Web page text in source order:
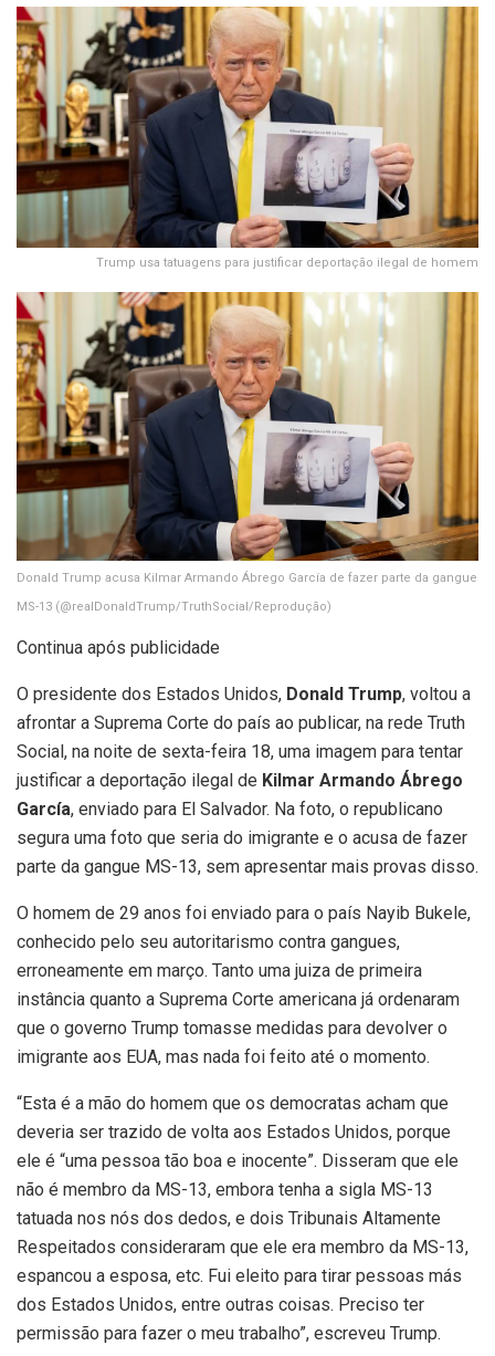
Trump usa tatuagens para justificar deportação ilegal de homem
Donald Trump acusa Kilmar Armando Ábrego García de fazer parte da gangue
MS-13 (@realDonaldTrump/TruthSocial/Reprodução)
Continua após publicidade
O presidente dos Estados Unidos, Donald Trump, voltou a
afrontar a Suprema Corte do país ao publicar, na rede Truth
Social, na noite de sexta-feira 18, uma imagem para tentar
justificar a deportação ilegal de Kilmar Armando Ábrego
García, enviado para El Salvador. Na foto, o republicano
segura uma foto que seria do imigrante e o acusa de fazer
parte da gangue MS-13, sem apresentar mais provas disso.
O homem de 29 anos foi enviado para o país Nayib Bukele,
conhecido pelo seu autoritarismo contra gangues,
erroneamente em março. Tanto uma juiza de primeira
instância quanto a Suprema Corte americana já ordenaram
que o governo Trump tomasse medidas para devolver o
imigrante aos EUA, mas nada foi feito até o momento.
“Esta é a mão do homem que os democratas acham que
deveria ser trazido de volta aos Estados Unidos, porque
ele é “uma pessoa tão boa e inocente”. Disseram que ele
não é membro da MS-13, embora tenha a sigla MS-13
tatuada nos nós dos dedos, e dois Tribunais Altamente
Respeitados consideraram que ele era membro da MS-13,
espancou a esposa, etc. Fui eleito para tirar pessoas más
dos Estados Unidos, entre outras coisas. Preciso ter
permissão para fazer o meu trabalho”, escreveu Trump.